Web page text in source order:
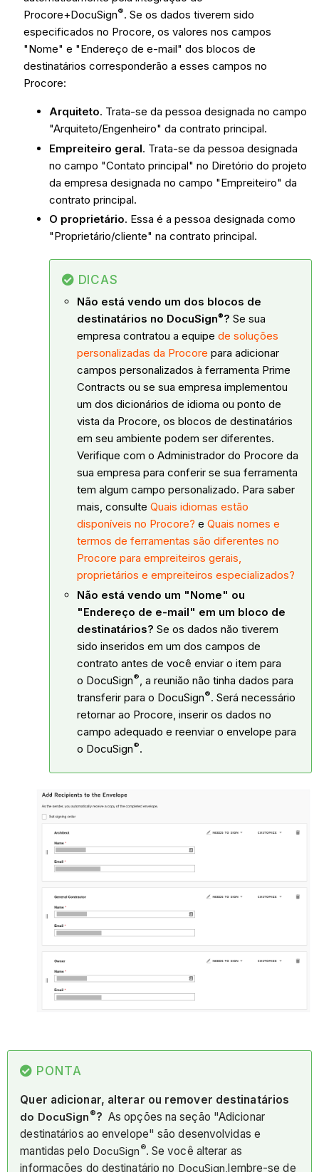
Procore+DocuSign®. Se os dados tiverem sido
especificados no Procore, os valores nos campos
"Nome" e "Endereço de e-mail" dos blocos de
destinatários corresponderão a esses campos no
Procore:
Arquiteto. Trata-se da pessoa designada no campo
"Arquiteto/Engenheiro" da contrato principal.
Empreiteiro geral. Trata-se da pessoa designada
no campo "Contato principal" no Diretório do projeto
da empresa designada no campo "Empreiteiro" da
contrato principal.
O proprietário. Essa é a pessoa designada como
"Proprietário/cliente" na contrato principal.
DICAS
Não está vendo um dos blocos de
destinatários no DocuSign®? Se sua
empresa contratou a equipe de soluções
personalizadas da Procore para adicionar
campos personalizados à ferramenta Prime
Contracts ou se sua empresa implementou
um dos dicionários de idioma ou ponto de
vista da Procore, os blocos de destinatários
em seu ambiente podem ser diferentes.
Verifique com o Administrador do Procore da
sua empresa para conferir se sua ferramenta
tem algum campo personalizado. Para saber
mais, consulte Quais idiomas estão
disponíveis no Procore? e Quais nomes e
termos de ferramentas são diferentes no
Procore para empreiteiros gerais,
proprietários e empreiteiros especializados?
Não está vendo um "Nome" ou
"Endereço de e-mail" em um bloco de
destinatários? Se os dados não tiverem
sido inseridos em um dos campos de
contrato antes de você enviar o item para
o DocuSign®, a reunião não tinha dados para
transferir para o DocuSign®. Será necessário
retornar ao Procore, inserir os dados no
campo adequado e reenviar o envelope para
o DocuSign®.
PONTA
Quer adicionar, alterar ou remover destinatários
do DocuSign ®? As opções na seção "Adicionar
destinatários ao envelope" são desenvolvidas e
mantidas pelo DocuSign ®. Se você alterar as
informações do destinatário no DocuSign,lembre-se de